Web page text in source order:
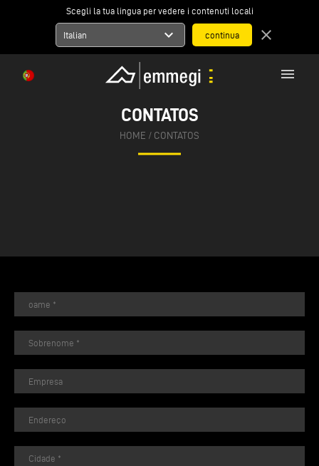
Scegli la tua lingua per vedere i contenuti locali
Italian expand_more close
menu
CONTATOS
HOME / CONTATOS